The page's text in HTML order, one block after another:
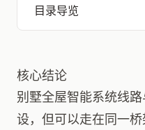
目录导览
核心结论
别墅全屋智能系统线
设，但可以走在同一桥